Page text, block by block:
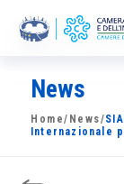
La Camera
News
News
Home/ News/
Internazionale